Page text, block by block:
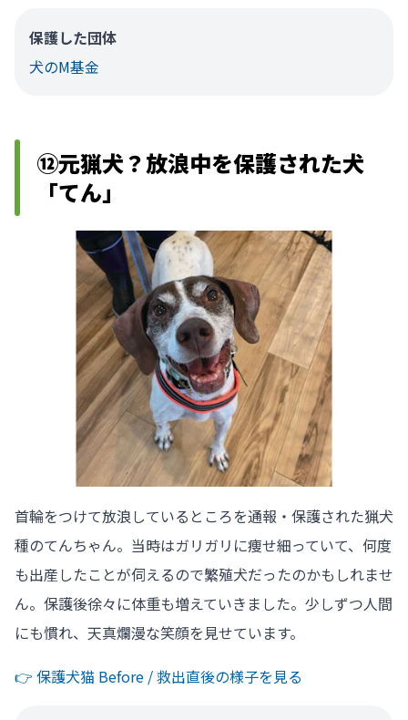
保護した団体
犬のM基金
⑫元猟犬？放浪中を保護された犬
「てん」
首輪をつけて放浪しているところを通報・保護された猟犬
種のてんちゃん。当時はガリガリに痩せ細っていて、何度
も出産したことが伺えるので繁殖犬だったのかもしれませ
ん。保護後徐々に体重も増えていきました。少しずつ人間
にも慣れ、天真爛漫な笑顔を見せています。
👉️ 保護犬猫 Before / 救出直後の様子を見る